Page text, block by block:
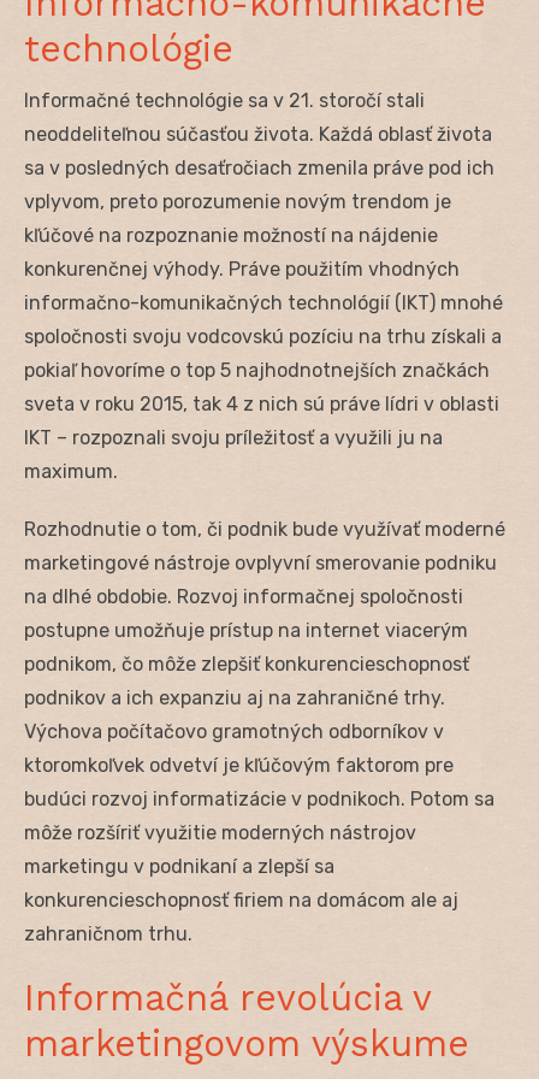
technológie
Informačné technológie sa v 21. storočí stali
neoddeliteľnou súčasťou života. Každá oblasť života
sa v posledných desaťročiach zmenila práve pod ich
vplyvom, preto porozumenie novým trendom je
kľúčové na rozpoznanie možností na nájdenie
konkurenčnej výhody. Práve použitím vhodných
informačno-komunikačných technológií (IKT) mnohé
spoločnosti svoju vodcovskú pozíciu na trhu získali a
pokiaľ hovoríme o top 5 najhodnotnejších značkách
sveta v roku 2015, tak 4 z nich sú práve lídri v oblasti
IKT – rozpoznali svoju príležitosť a využili ju na
maximum.
Rozhodnutie o tom, či podnik bude využívať moderné
marketingové nástroje ovplyvní smerovanie podniku
na dlhé obdobie. Rozvoj informačnej spoločnosti
postupne umožňuje prístup na internet viacerým
podnikom, čo môže zlepšiť konkurencieschopnosť
podnikov a ich expanziu aj na zahraničné trhy.
Výchova počítačovo gramotných odborníkov v
ktoromkoľvek odvetví je kľúčovým faktorom pre
budúci rozvoj informatizácie v podnikoch. Potom sa
môže rozšíriť využitie moderných nástrojov
marketingu v podnikaní a zlepší sa
konkurencieschopnosť firiem na domácom ale aj
zahraničnom trhu.
Informačná revolúcia v
marketingovom výskume